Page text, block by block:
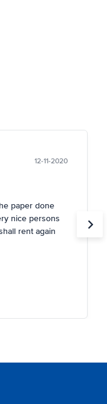
12-11-2020
paper done
nice persons
rent again